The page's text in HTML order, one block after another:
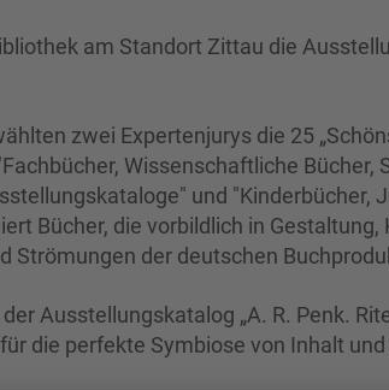
am Standort Zittau die
zwei Expertenjurys die 25
Wissenschaftliche Bücher,
und "Kinderbücher,
Bücher, die vorbildlich in Gestaltung,
Strömungen der deutschen
Ausstellungskatalog „A. R. Penk.
die perfekte Symbiose von Inhalt